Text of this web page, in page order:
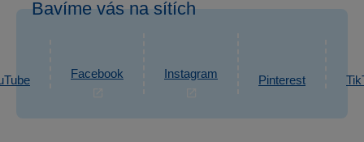
Reklamace
Informace o zpracování osobních údajů
eshop@sparkys.cz
Napsat zprávu
Bavíme vás na sítích
Facebook Instagram Pinterest